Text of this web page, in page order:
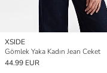
XSIDE
Gömlek Yaka Kadın Jean Ceket
44.99 EUR